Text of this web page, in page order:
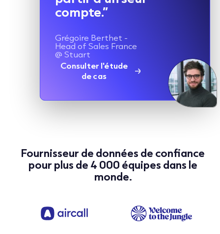
compte.”
Grégoire Berthet -
Head of Sales France
@ Stuart
Consulter l'étude
de cas
Fournisseur de données de confiance
pour plus de 4 000 équipes dans le
monde.